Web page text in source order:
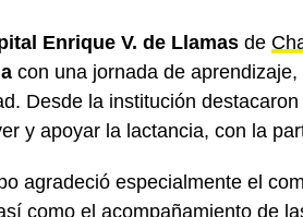
Enrique V. de Llamas de
con una jornada de
Desde la institución
y apoyar la lactancia, con la
agradeció especialmente el
como el acompañamiento de